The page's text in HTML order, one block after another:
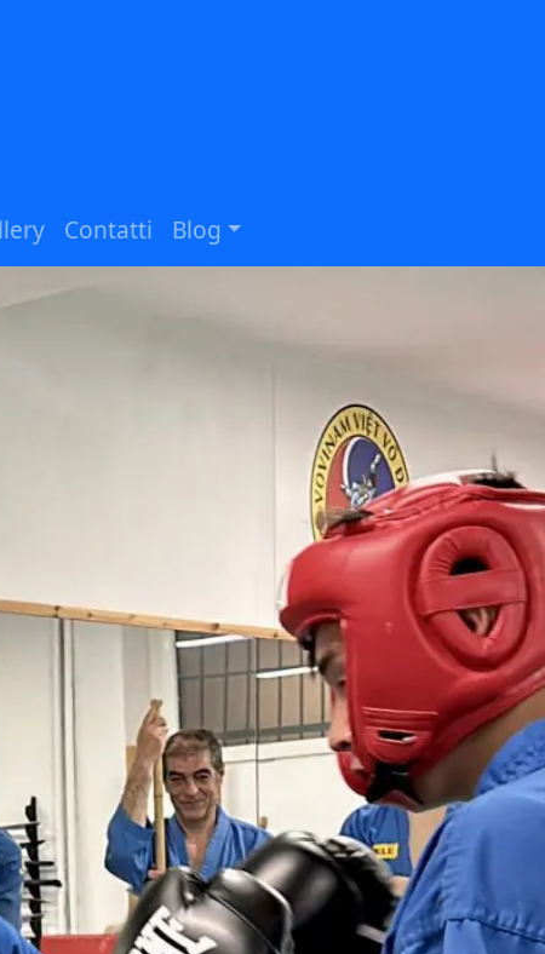
Contatti Blog